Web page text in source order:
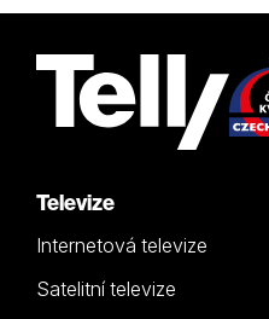
Televize
Internetová televize
Satelitní televize